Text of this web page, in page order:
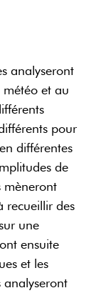
analyseront
et au
pour
différentes
de
mèneront
recueillir des
une
ensuite
et les
analyseront